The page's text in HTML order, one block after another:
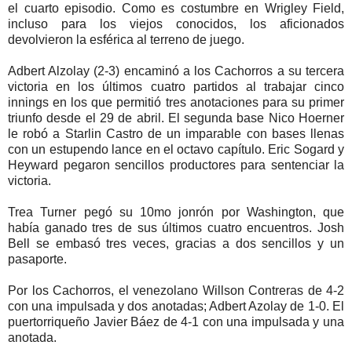
el cuarto episodio. Como es costumbre en Wrigley Field,
incluso para los viejos conocidos, los aficionados
devolvieron la esférica al terreno de juego.
Adbert Alzolay (2-3) encaminó a los Cachorros a su tercera
victoria en los últimos cuatro partidos al trabajar cinco
innings en los que permitió tres anotaciones para su primer
triunfo desde el 29 de abril. El segunda base Nico Hoerner
le robó a Starlin Castro de un imparable con bases llenas
con un estupendo lance en el octavo capítulo. Eric Sogard y
Heyward pegaron sencillos productores para sentenciar la
victoria.
Trea Turner pegó su 10mo jonrón por Washington, que
había ganado tres de sus últimos cuatro encuentros. Josh
Bell se embasó tres veces, gracias a dos sencillos y un
pasaporte.
Por los Cachorros, el venezolano Willson Contreras de 4-2
con una impulsada y dos anotadas; Adbert Azolay de 1-0. El
puertorriqueño Javier Báez de 4-1 con una impulsada y una
anotada.